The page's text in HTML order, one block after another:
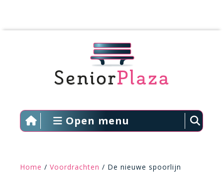
Open menu
Home / Voordrachten / De nieuwe spoorlijn